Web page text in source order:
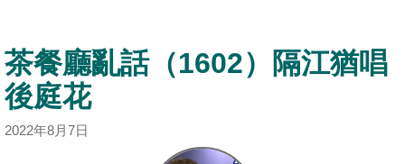
宅
谷
按
茶餐廳亂話（1602）隔江猶唱
後庭花
2022年8月7日